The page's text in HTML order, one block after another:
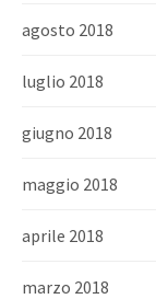
agosto 2018
luglio 2018
giugno 2018
maggio 2018
aprile 2018
marzo 2018